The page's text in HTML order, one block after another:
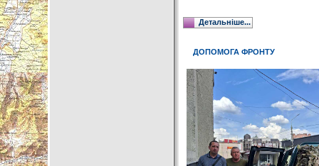
Детальніше...
ДОПОМОГА ФРОНТУ